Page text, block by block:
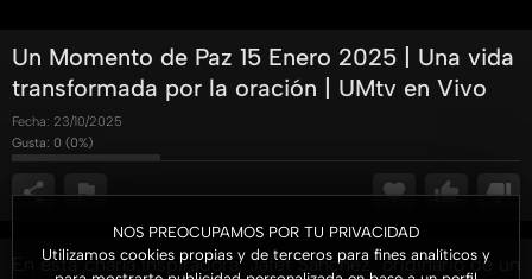
NOS PREOCUPAMOS POR TU PRIVACIDAD
Utilizamos cookies propias y de terceros para fines analíticos y
Un Momento de Paz 15 Enero 2025 | Una vida
transformada por la oración | UMtv en Vivo
Fecha: 23/10/2025
Gusta: 0 (0%)
En esta charla inspiradora, Jafet Sánchez, originario de un